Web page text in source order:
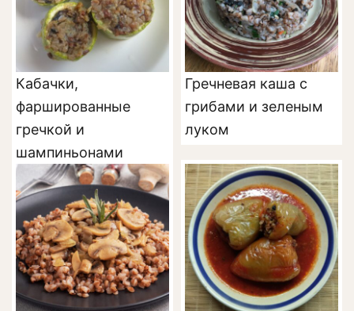
Кабачки,
фаршированные
гречкой и
шампиньонами
Гречневая каша с
грибами и зеленым
луком